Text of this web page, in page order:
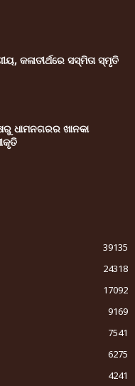
କଳାତୀର୍ଥରେ ସସ୍ମିତା ସ୍ମୃତି
ଧାମନଗରର ଖାନକା
39135
24318
17092
9169
7541
6275
4241